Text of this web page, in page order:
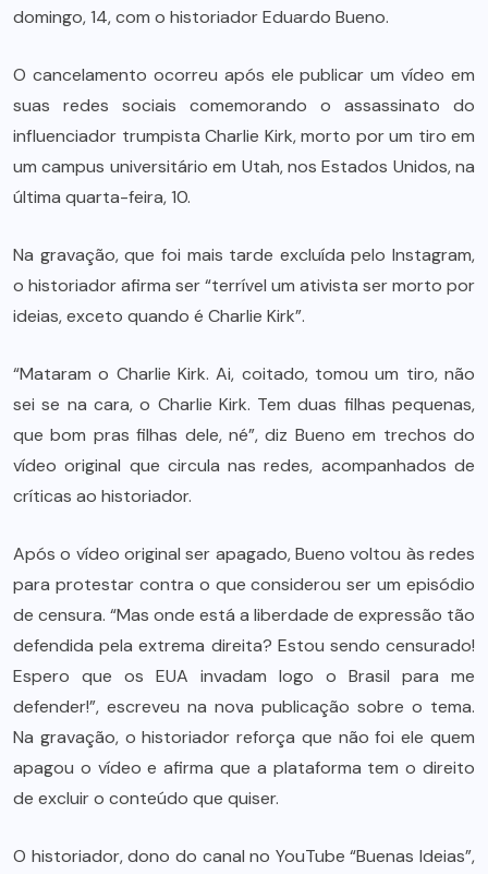
domingo, 14, com o historiador Eduardo Bueno.
O cancelamento ocorreu após ele publicar um vídeo em
suas redes sociais comemorando o assassinato do
influenciador trumpista Charlie Kirk, morto por um tiro em
um campus universitário em Utah, nos Estados Unidos, na
última quarta-feira, 10.
Na gravação, que foi mais tarde excluída pelo Instagram,
o historiador afirma ser “terrível um ativista ser morto por
ideias, exceto quando é Charlie Kirk”.
“Mataram o Charlie Kirk. Ai, coitado, tomou um tiro, não
sei se na cara, o Charlie Kirk. Tem duas filhas pequenas,
que bom pras filhas dele, né”, diz Bueno em trechos do
vídeo original que circula nas redes, acompanhados de
críticas ao historiador.
Após o vídeo original ser apagado, Bueno voltou às redes
para protestar contra o que considerou ser um episódio
de censura. “Mas onde está a liberdade de expressão tão
defendida pela extrema direita? Estou sendo censurado!
Espero que os EUA invadam logo o Brasil para me
defender!”, escreveu na nova publicação sobre o tema.
Na gravação, o historiador reforça que não foi ele quem
apagou o vídeo e afirma que a plataforma tem o direito
de excluir o conteúdo que quiser.
O historiador, dono do canal no YouTube “Buenas Ideias”,